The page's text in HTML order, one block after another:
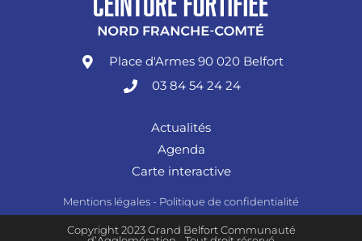
Place d'Armes 90 020 Belfort
03 84 54 24 24
Actualités
Agenda
Carte interactive
Mentions légales - Politique de confidentialité
Copyright 2023 Grand Belfort Communauté